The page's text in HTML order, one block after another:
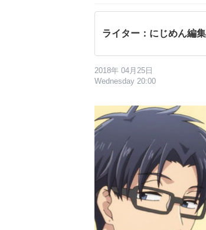
ライター：にじめん編
2018年 04月25日
Wednesday 20:00